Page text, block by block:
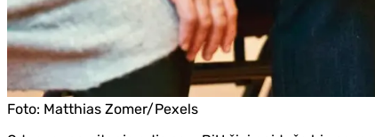
Foto: Matthias Zomer/Pexels